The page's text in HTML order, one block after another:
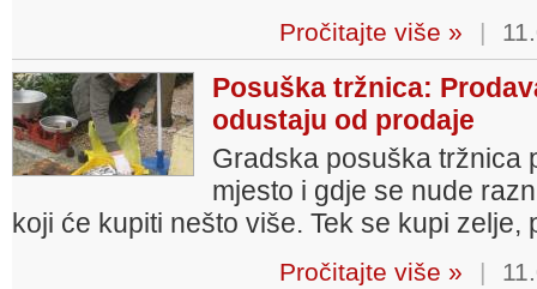
Pročitajte više » |
Posuška tržnica:
odustaju od prodaje
Gradska posuška tržnica
mjesto i gdje se nude
koji će kupiti nešto više. Tek se kupi
Pročitajte više » |